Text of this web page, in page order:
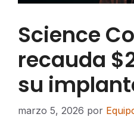
Science
recauda
su
marzo 5, 2026 por